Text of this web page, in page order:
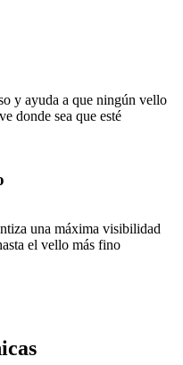
y ayuda a que ningún vello
donde sea que esté
una máxima visibilidad
el vello más fino